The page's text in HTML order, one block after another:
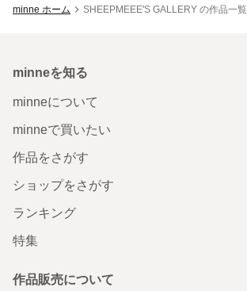
minne ホーム SHEEPMEEE'S GALLERY の作品一覧
minneを知る
minneについて
minneで買いたい
作品をさがす
ショップをさがす
ランキング
特集
作品販売について